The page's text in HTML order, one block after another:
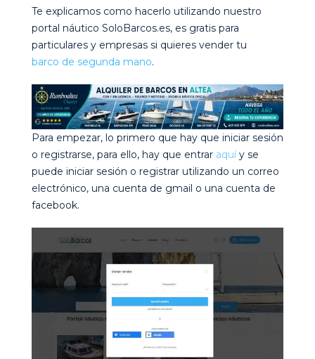
Te explicamos como hacerlo utilizando nuestro
portal náutico SoloBarcos.es, es gratis para
particulares y empresas si quieres vender tu
barco de segunda mano.
Para empezar, lo primero que hay que iniciar sesión
o registrarse, para ello, hay que entrar aquíy se
puede iniciar sesión o registrar utilizando un correo
electrónico, una cuenta de gmail o una cuenta de
facebook.